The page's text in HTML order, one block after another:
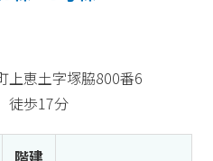
上恵土字塚脇800番6
徒歩17分
階建